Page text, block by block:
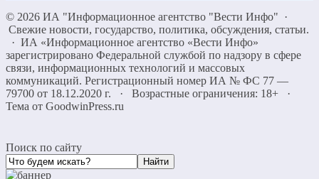
© 2026 ИА "Информационное агентство "Вести Инфо" ·
Свежие новости, государство, политика, обсуждения, статьи.
· ИА «Информационное агентство «Вести Инфо»
зарегистрировано Федеральной службой по надзору в сфере
связи, информационных технологий и массовых
коммуникаций. Регистрационный номер ИА № ФС 77 —
79700 от 18.12.2020 г. · Возрастные ограничения: 18+
·
Тема от GoodwinPress.ru
Поиск по сайту